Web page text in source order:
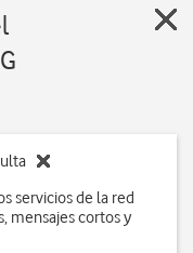
servicios de la red
mensajes cortos y